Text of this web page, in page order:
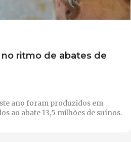
no ritmo de abates de
ano foram produzidos em
ao abate 13,5 milhões de suínos.